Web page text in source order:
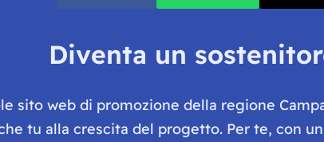
Diventa un
sito web di promozione della regione
tu alla crescita del progetto. Per te, con